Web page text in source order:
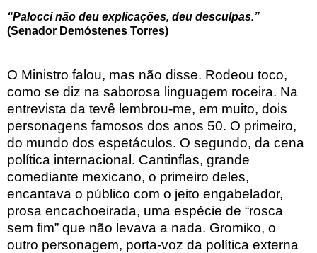
“Palocci não deu explicações, deu desculpas.”
(Senador Demóstenes Torres)
O Ministro falou, mas não disse. Rodeou toco,
como se diz na saborosa linguagem roceira. Na
entrevista da tevê lembrou-me, em muito, dois
personagens famosos dos anos 50. O primeiro,
do mundo dos espetáculos. O segundo, da cena
política internacional. Cantinflas, grande
comediante mexicano, o primeiro deles,
encantava o público com o jeito engabelador,
prosa encachoeirada, uma espécie de “rosca
sem fim” que não levava a nada. Gromiko, o
outro personagem, porta-voz da política externa